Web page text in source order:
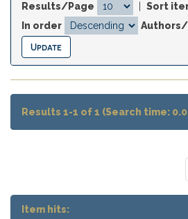
Results/Page
Sort
In order
Results 1-1 of 1 (Search time:
Item hits: